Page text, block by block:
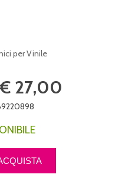
per Vinile
€ 27,00